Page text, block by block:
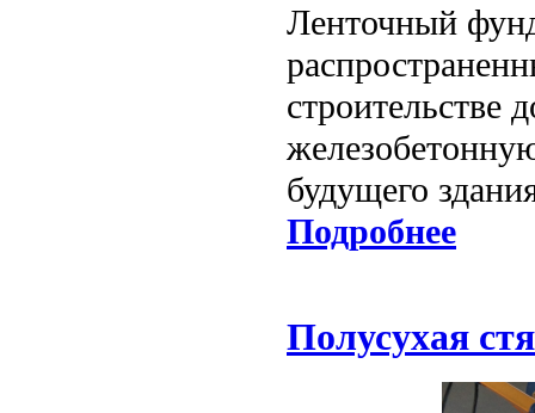
Ленточный
строительстве
будущего
Подробнее
Полусухая